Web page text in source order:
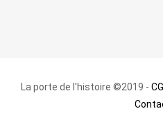
La porte de l'histoire ©2019 -